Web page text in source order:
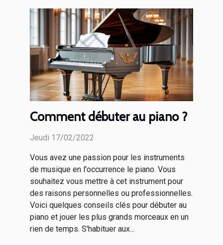
Comment débuter au piano ?
Jeudi 17/02/2022
Vous avez une passion pour les instruments
de musique en l'occurrence le piano. Vous
souhaitez vous mettre à cet instrument pour
des raisons personnelles ou professionnelles.
Voici quelques conseils clés pour débuter au
piano et jouer les plus grands morceaux en un
rien de temps. S'habituer aux...